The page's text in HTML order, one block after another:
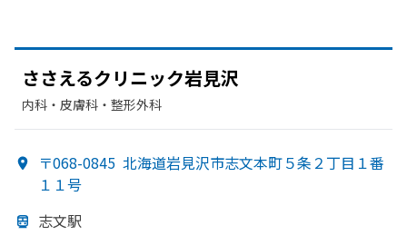
ささえるクリニック岩見沢
内科・​皮膚科・​整形外科
〒068-0845 北海道岩見沢市志文本町５条２丁目１番
１１号
志文駅